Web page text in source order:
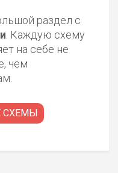
раздел с
. Каждую схему
на себе не
чем
СХЕМЫ